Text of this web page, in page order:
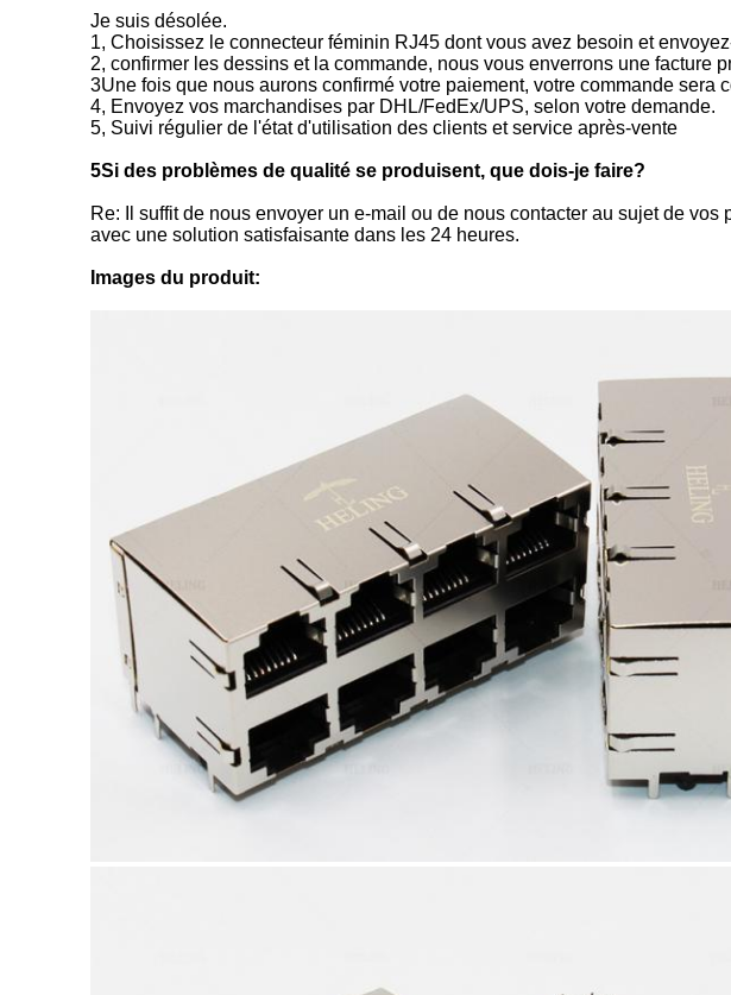
Je suis désolée.
1, Choisissez le connecteur féminin RJ45 dont vous avez besoin et
2, confirmer les dessins et la commande, nous vous enverrons une facture
3Une fois que nous aurons confirmé votre paiement, votre commande sera
4, Envoyez vos marchandises par DHL/FedEx/UPS, selon votre demande.
5, Suivi régulier de l'état d'utilisation des clients et service après-vente
5Si des problèmes de qualité se produisent, que dois-je faire?
Re: Il suffit de nous envoyer un e-mail ou de nous contacter au sujet de
avec une solution satisfaisante dans les 24 heures.
Images du produit: